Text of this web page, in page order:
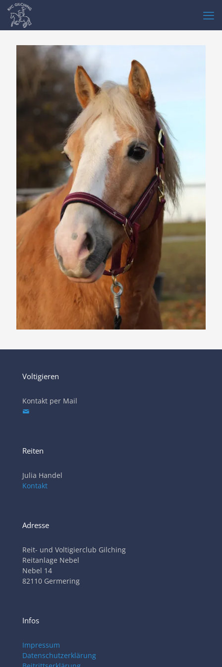
Voltigieren
Kontakt per Mail
Reiten
Julia Handel
Kontakt
Adresse
Reit- und Voltigierclub Gilching
Reitanlage Nebel
Nebel 14
82110 Germering
Infos
Impressum
Datenschutzerklärung